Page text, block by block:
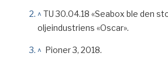
^ TU 30.04.18 «Seabox ble den
oljeindustriens «Oscar».
^ Pioner 3, 2018.